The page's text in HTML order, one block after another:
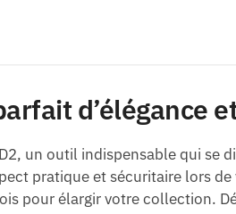
d’élégance
un outil indispensable qui se
pratique et sécuritaire lors de
pour élargir votre collection.